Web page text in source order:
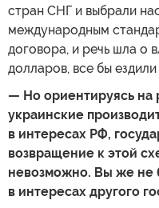
стран СНГ и выбрали
международным
договора, и речь шла о
долларов, все бы
— Но ориентируясь на
украинские
в интересах РФ,
возвращение к этой
невозможно. Вы же не
в интересах другого